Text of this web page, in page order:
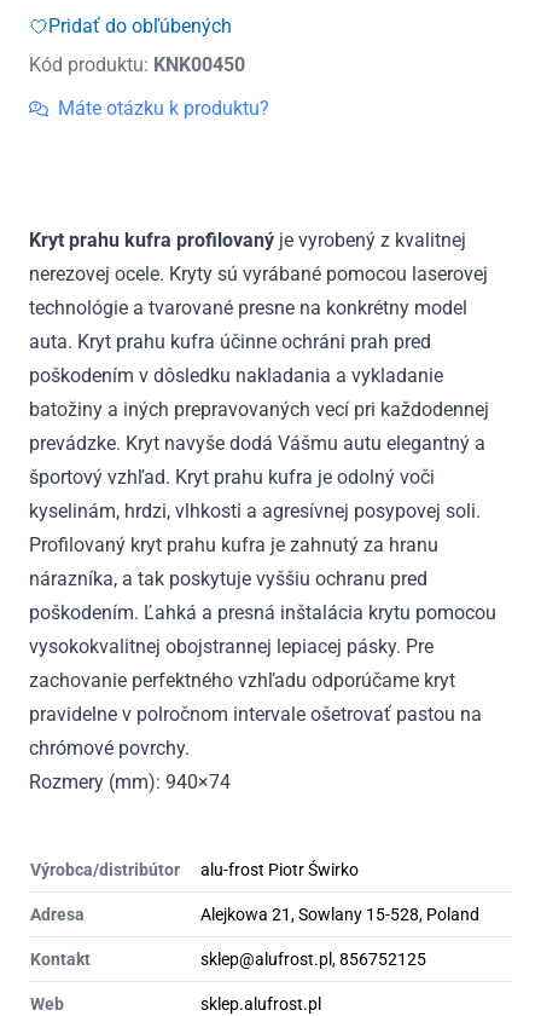
prahu
profilovaný
matný
-
2015
Pridať do obľúbených
Kód produktu: KNK00450
Máte otázku k produktu?
Kryt prahu kufra profilovaný je vyrobený z kvalitnej
nerezovej ocele. Kryty sú vyrábané pomocou laserovej
technológie a tvarované presne na konkrétny model
auta. Kryt prahu kufra účinne ochráni prah pred
poškodením v dôsledku nakladania a vykladanie
batožiny a iných prepravovaných vecí pri každodennej
prevádzke. Kryt navyše dodá Vášmu autu elegantný a
športový vzhľad. Kryt prahu kufra je odolný voči
kyselinám, hrdzi, vlhkosti a agresívnej posypovej soli.
Profilovaný kryt prahu kufra je zahnutý za hranu
nárazníka, a tak poskytuje vyššiu ochranu pred
poškodením. Ľahká a presná inštalácia krytu pomocou
vysokokvalitnej obojstrannej lepiacej pásky. Pre
zachovanie perfektného vzhľadu odporúčame kryt
pravidelne v polročnom intervale ošetrovať pastou na
chrómové povrchy.
Rozmery (mm): 940×74
Výrobca/distribútor alu-frost Piotr Świrko
Adresa Alejkowa 21, Sowlany 15-528, Poland
Kontakt sklep@alufrost.pl, 856752125
Web sklep.alufrost.pl